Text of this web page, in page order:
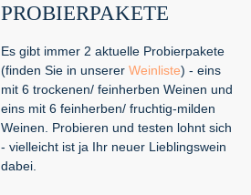
PROBIERPAKETE
Es gibt immer 2 aktuelle Probierpakete
(finden Sie in unserer Weinliste) - eins
mit 6 trockenen/ feinherben Weinen und
eins mit 6 feinherben/ fruchtig-milden
Weinen. Probieren und testen lohnt sich
- vielleicht ist ja Ihr neuer Lieblingswein
dabei.